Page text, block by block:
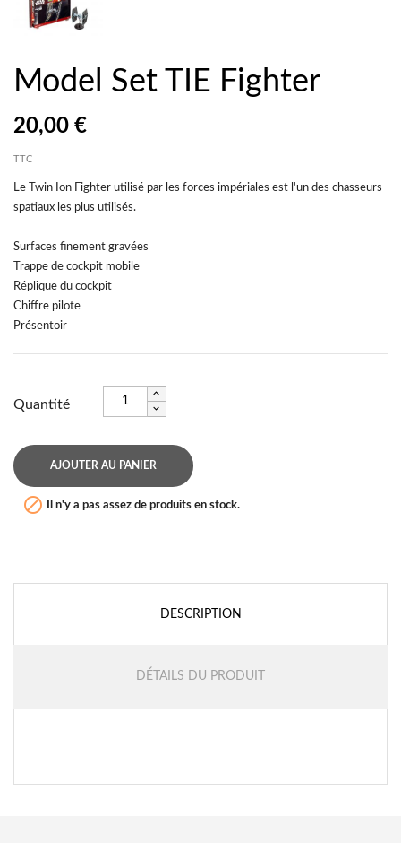
Model Set TIE Fighter
20,00 €
TTC
Le Twin Ion Fighter utilisé par les forces impériales est l'un des chasseurs
spatiaux les plus utilisés.
Surfaces finement gravées
Trappe de cockpit mobile
Réplique du cockpit
Chiffre pilote
Présentoir
Quantité
AJOUTER AU PANIER
 Il n'y a pas assez de produits en stock.
DESCRIPTION
DÉTAILS DU PRODUIT